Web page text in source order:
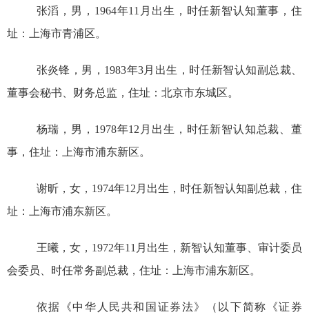
张滔，男， 1964年11 月 出生，时任新智认知董事 ，住
址：上海市青浦区。
张炎锋，男， 1983年3月出生，时任新智认知副总裁、
董事会秘书、财务总监 ，住址：北京市东城区。
杨瑞，男， 1978年12月出生，时任新智认知总裁、董
事，住址：上海市浦东新区。
谢昕，女， 1974年12月出生，时任新智认知副总裁，住
址：上海市浦东新区。
王曦，女， 1972年11月出生，新智认知董事、审计委员
会委员、 时任常务副总裁，住址：上海市浦东新区。
依据《中华人民共和国证券法》（以下简称《证券